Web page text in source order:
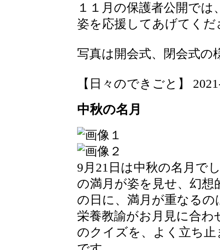
１１月の保護者公開で
姿を応援してあげてくだ
写真は開会式、閉会式の
【日々のできごと】
中秋の名月
9月21日は中秋の名月で
の満月が姿を見せ、幻
の日に、満月が重なる
栄養教諭がお月見に合
のクイズを、よく立ち